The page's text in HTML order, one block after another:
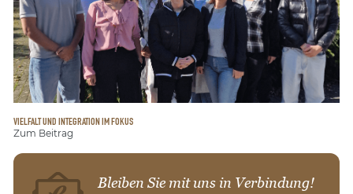
VIELFALT UND INTEGRATION IM FOKUS
Zum Beitrag
Bleiben Sie mit uns in Verbindung!